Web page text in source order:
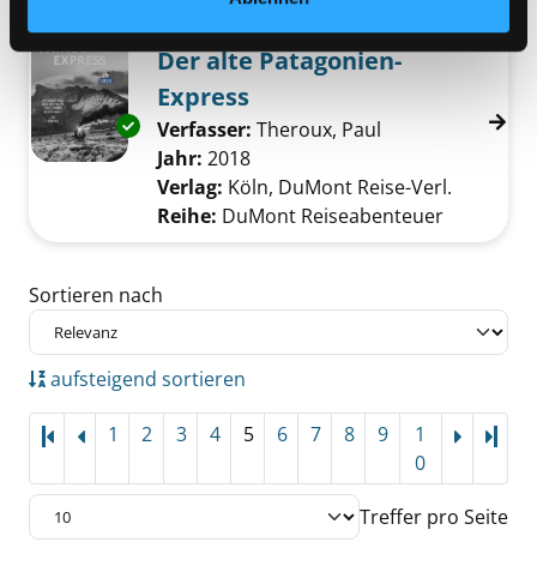
Exemplar-Details von Der alte Patagonien-
Mediengruppe:Sachbuch
Der alte Patagonien-
Express
Verfasser: Theroux, Paul Suche nach
Jahr: 2018
Verlag: Köln, DuMont Reise-Verl.
Reihe: DuMont Reiseabenteuer
Zu den Suchfiltern springen
Sortieren nach
aufsteigend sortieren
1 2 3 4 5 6 7 8 9
1
0
Treffer pro Seite